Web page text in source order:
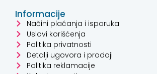
Informacije
Načini plaćanja i isporuka
Uslovi korišćenja
Politika privatnosti
Detalji ugovora i prodaji
Politika reklamacije